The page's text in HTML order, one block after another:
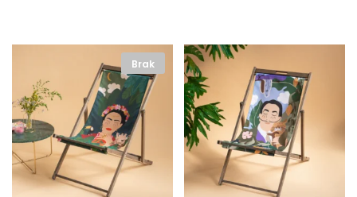
Brak